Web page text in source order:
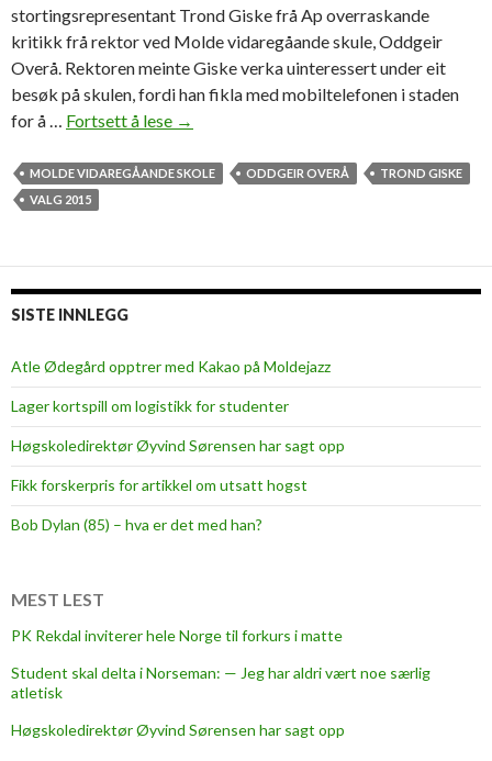
stortingsrepresentant Trond Giske frå Ap overraskande
kritikk frå rektor ved Molde vidaregåande skule, Oddgeir
Overå. Rektoren meinte Giske verka uinteressert under eit
besøk på skulen, fordi han fikla med mobiltelefonen i staden
for å … Fortsett å lese U
ø
k
a
m
p
→
MOLDE VIDAREGÅANDE SKOLE ODDGEIR OVERÅ
TROND GISKE
VALG 2015
SISTE INNLEGG
Atle Ødegård opptrer med Kakao på Moldejazz
Lager kortspill om logistikk for studenter
Høgskoledirektør Øyvind Sørensen har sagt opp
Fikk forskerpris for artikkel om utsatt hogst
Bob Dylan (85) – hva er det med han?
MEST LEST
PK Rekdal inviterer hele Norge til forkurs i matte
Student skal delta i Norseman: — Jeg har aldri vært noe særlig
atletisk
Høgskoledirektør Øyvind Sørensen har sagt opp